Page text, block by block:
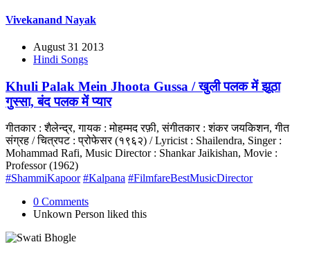
Vivekanand Nayak
August 31 2013
Hindi Songs
Khuli Palak Mein Jhoota Gussa / खुली पलक में झूठा
गुस्सा, बंद पलक में प्यार
गीतकार : शैलेन्द्र, गायक : मोहम्मद रफ़ी, संगीतकार : शंकर जयकिशन, गीत
संग्रह / चित्रपट : प्रोफेसर (१९६२) / Lyricist : Shailendra, Singer :
Mohammad Rafi, Music Director : Shankar Jaikishan, Movie :
Professor (1962)
#ShammiKapoor #Kalpana #FilmfareBestMusicDirector
0 Comments
Unkown Person liked this